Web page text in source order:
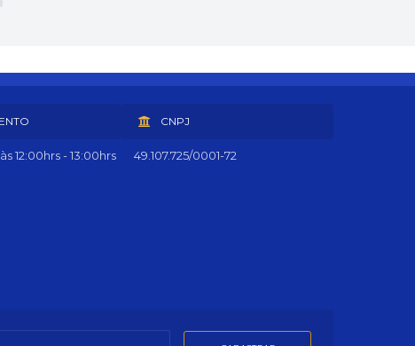
12:00hrs - 13:00hrs
CNPJ
49.107.725/0001-72